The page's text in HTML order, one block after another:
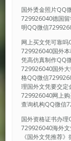
国外烫金照片QQ
729926040德国
明QQ微信
网上买文凭可靠
729926040国外
凭高仿真制作QQ
729926040国外
格QQ微信
理国外文凭要交
729926040网上
查询机构QQ微信
国外资格证书办
729926040海外
《国外文凭推荐